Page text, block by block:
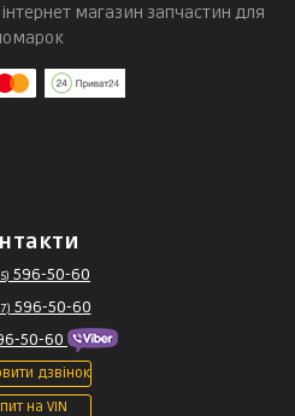
магазин запчастин для
596-50-60
596-50-60
50-60
дзвінок
на VIN